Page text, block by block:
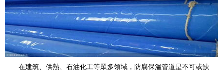
在建筑、供熱、石油化工等眾多領域，防腐保溫管道是不可或缺